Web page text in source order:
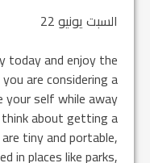
السبت يونيو 22
today and enjoy the
are considering a
self while away
about getting a
tiny and portable,
in places like parks,